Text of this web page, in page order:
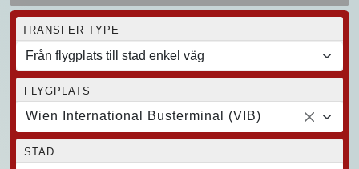
TRANSFER TYPE
FLYGPLATS
Wien International Busterminal (VIB)
STAD